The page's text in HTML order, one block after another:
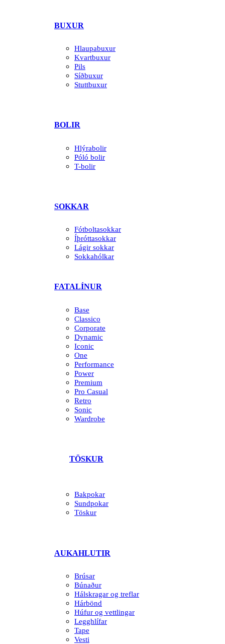
BUXUR
Hlaupabuxur
Kvartbuxur
Pils
Síðbuxur
Stuttbuxur
BOLIR
Hlýrabolir
Póló bolir
T-bolir
SOKKAR
Fótboltasokkar
Íþróttasokkar
Lágir sokkar
Sokkahólkar
FATALÍNUR
Base
Classico
Corporate
Dynamic
Iconic
One
Performance
Power
Premium
Pro Casual
Retro
Sonic
Wardrobe
TÖSKUR
Bakpokar
Sundpokar
Töskur
AUKAHLUTIR
Brúsar
Búnaður
Hálskragar og treflar
Hárbönd
Húfur og vettlingar
Legghlífar
Tape
Vesti